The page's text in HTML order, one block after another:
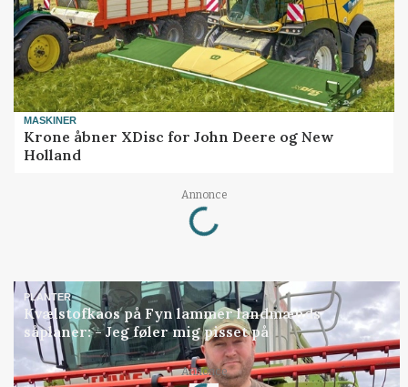
MASKINER
Krone åbner XDisc for John Deere og New
Holland
Annonce
Loading...
PLANTER
Kvælstofkaos på Fyn lammer landmænds
såplaner: - Jeg føler mig pisset på
Annonce